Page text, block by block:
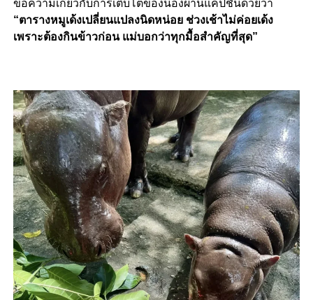
ข้อความเกี่ยวกับการเติบโตของน้องผ่านแคปชั่นด้วยว่า
“ตารางหมูเด้งเปลี่ยนแปลงนิดหน่อย ช่วงเช้าไม่ค่อยเด้ง
เพราะต้องกินข้าวก่อน แม่บอกว่าทุกมื้อสำคัญที่สุด”